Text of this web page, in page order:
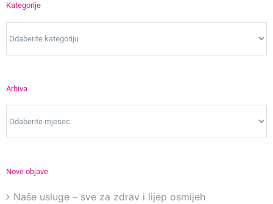
Kategorije
Arhiva
Nove objave
Naše usluge – sve za zdrav i lijep osmijeh